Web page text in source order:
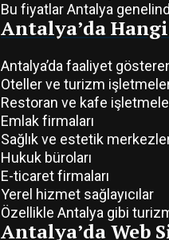
Bu fiyatlar Antalya
Antalya’da
Antalya’da faaliyet
Oteller ve turizm
Restoran ve kafe
Emlak firmaları
Sağlık ve estetik
Hukuk büroları
E-ticaret firmaları
Yerel hizmet sağlayıcılar
Özellikle Antalya gibi
Antalya’da Web